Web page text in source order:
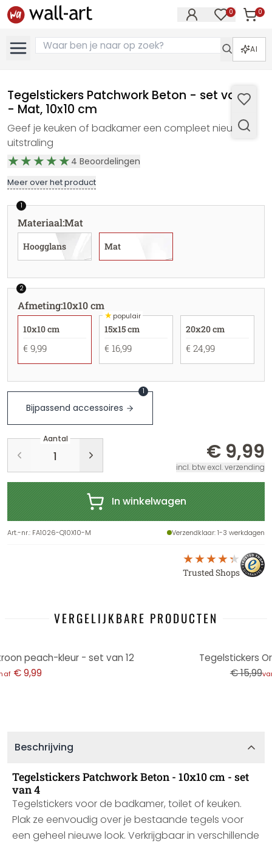
0 0
AI
Tegelstickers Patchwork Beton - set van 12
- Mat, 10x10 cm
Geef je keuken of badkamer een compleet nieuwe
uitstraling
4 Beoordelingen
Meer over het product
1
Materiaal:Mat
Hoogglans Mat
2
Afmeting:10x10 cm
10x10 cm
€ 9,99
★populair
15x15 cm
€ 16,99
20x20 cm
€ 24,99
Bijpassend accessoires
1
Aantal
€ 9,99
incl. btw excl. verzending
In winkelwagen
Art.-nr.: FA1026-Q10X10-M Verzendklaar: 1-3 werkdagen
Trusted Shops
VERGELIJKBARE PRODUCTEN
peach-kleur - set van 12
€ 9,99
Tegelstickers
€ 15,99
Beschrijving
Tegelstickers Patchwork Beton - 10x10 cm - set
van 4
Tegelstickers voor de badkamer, toilet of keuken.
Plak ze eenvoudig over je bestaande tegels voor
een geheel nieuwe look. Verkrijgbaar in verschillende